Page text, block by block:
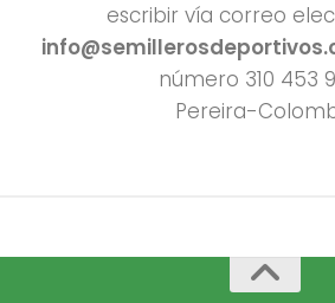
escribir vía correo
número 310 453
Pereira-